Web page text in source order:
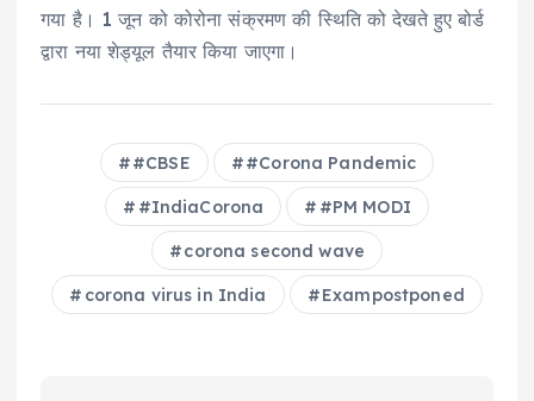
गया है। 1 जून को कोरोना संक्रमण की स्थिति को देखते हुए बोर्ड
द्वारा नया शेड्यूल तैयार किया जाएगा।
#CBSE #Corona Pandemic
#IndiaCorona #PM MODI
corona second wave
corona virus in India Exampostponed